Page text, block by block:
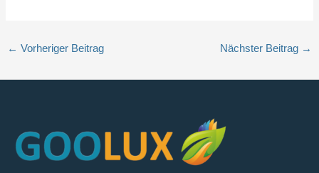
← Vorheriger Beitrag Nächster Beitrag →